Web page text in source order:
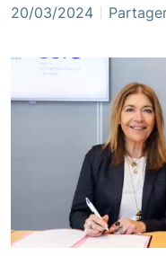
20/03/2024